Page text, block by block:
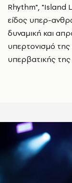
Rhythm", "Island
είδος υπερ-
δυναμική και
υπερτονισμό
υπερβατικής